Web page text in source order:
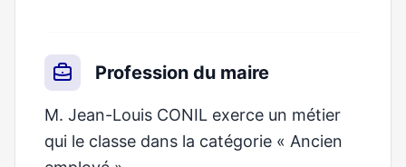
Profession du maire
M. Jean-Louis CONIL exerce un métier
qui le classe dans la catégorie « Ancien